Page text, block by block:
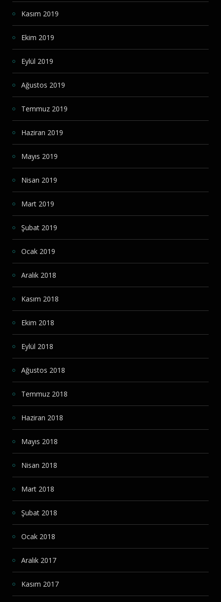
Kasım 2019
Ekim 2019
Eylül 2019
Ağustos 2019
Temmuz 2019
Haziran 2019
Mayıs 2019
Nisan 2019
Mart 2019
Şubat 2019
Ocak 2019
Aralık 2018
Kasım 2018
Ekim 2018
Eylül 2018
Ağustos 2018
Temmuz 2018
Haziran 2018
Mayıs 2018
Nisan 2018
Mart 2018
Şubat 2018
Ocak 2018
Aralık 2017
Kasım 2017